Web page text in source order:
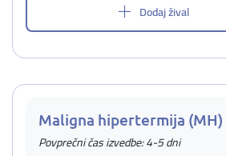
Dodaj žival
Maligna hipertermija (MH)
Povprečni čas izvedbe: 4-5 dni